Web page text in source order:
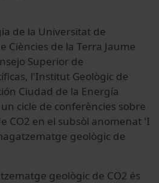
de la Universitat de
Ciències de la Terra Jaume
Superior de
l'Institut Geològic de
Ciudad de la Energía
cicle de conferències sobre
CO2 en el subsòl anomenat 'I
geològic de
geològic de CO2 és